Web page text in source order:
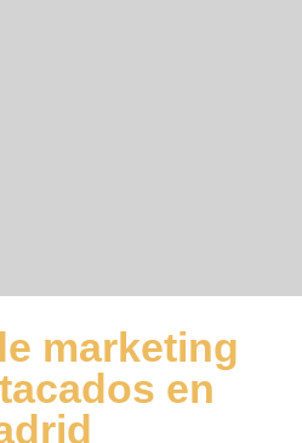
marketing
en